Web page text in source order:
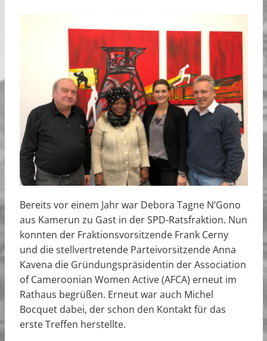
Bereits vor einem Jahr war Debora Tagne N’Gono
aus Kamerun zu Gast in der SPD-Ratsfraktion. Nun
konnten der Fraktionsvorsitzende Frank Cerny
und die stellvertretende Parteivorsitzende Anna
Kavena die Gründungspräsidentin der Association
of Cameroonian Women Active (AFCA) erneut im
Rathaus begrüßen. Erneut war auch Michel
Bocquet dabei, der schon den Kontakt für das
erste Treffen herstellte.